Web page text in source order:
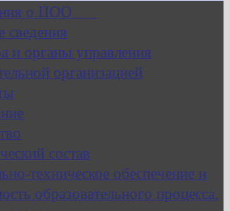
о ПОО
и органы управления
организацией
состав
техническое обеспечение и
образовательного процесса.